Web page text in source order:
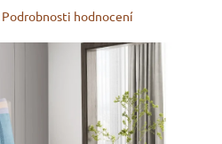
Podrobnosti hodnocení